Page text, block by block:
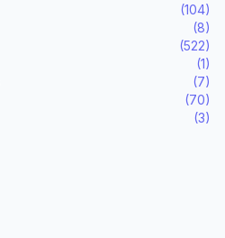
(104)
(8)
(522)
(1)
(7)
(70)
(3)